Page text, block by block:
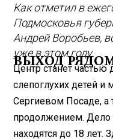
Как отметил в
Подмосковья
Андрей Воробьев,
уже в этом году.
ВЫХОД
Центр станет частью
слепоглухих детей
Сергиевом Посаде, а
продолжением. Дело
находятся до 18 лет.